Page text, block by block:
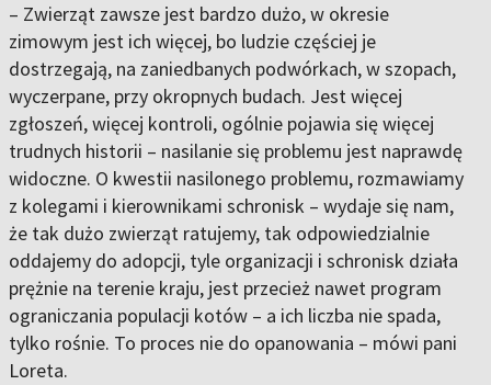
– Zwierząt zawsze jest bardzo dużo, w okresie
zimowym jest ich więcej, bo ludzie częściej je
dostrzegają, na zaniedbanych podwórkach, w szopach,
wyczerpane, przy okropnych budach. Jest więcej
zgłoszeń, więcej kontroli, ogólnie pojawia się więcej
trudnych historii – nasilanie się problemu jest naprawdę
widoczne. O kwestii nasilonego problemu, rozmawiamy
z kolegami i kierownikami schronisk – wydaje się nam,
że tak dużo zwierząt ratujemy, tak odpowiedzialnie
oddajemy do adopcji, tyle organizacji i schronisk działa
prężnie na terenie kraju, jest przecież nawet program
ograniczania populacji kotów – a ich liczba nie spada,
tylko rośnie. To proces nie do opanowania – mówi pani
Loreta.